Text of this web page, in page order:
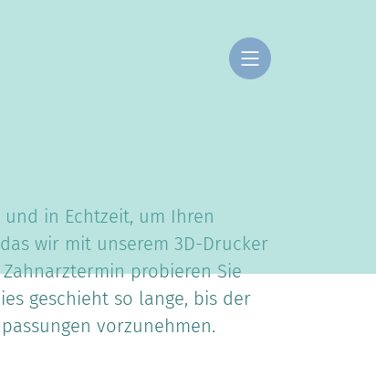
in Echtzeit, um Ihren
wir mit unserem 3D-Drucker
probieren Sie
geschieht so lange, bis der
vorzunehmen.